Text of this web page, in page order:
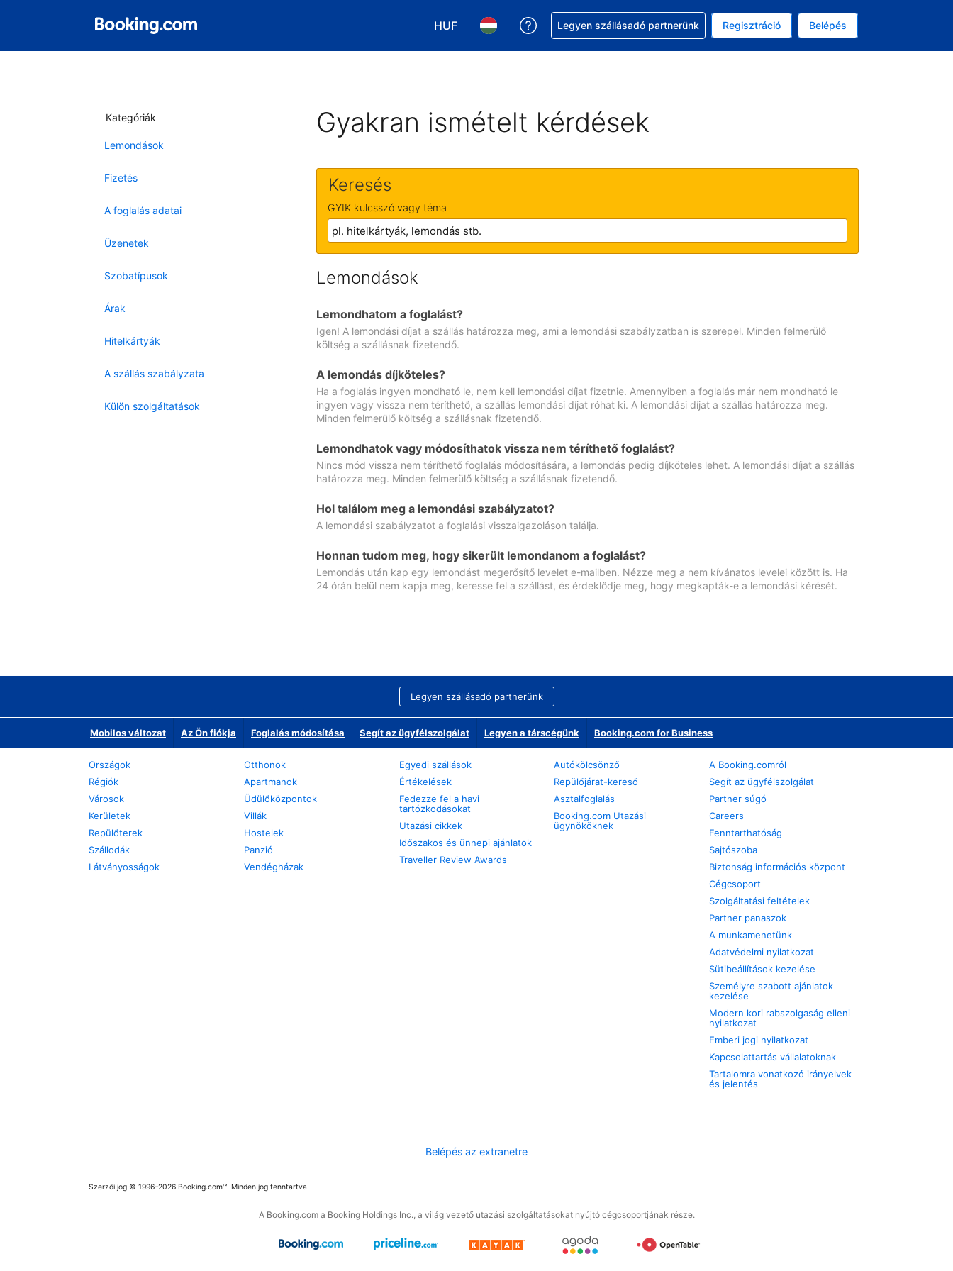
HUF
Válasszon pénznemet. Jelenlegi kiválasztott pénznem: magyar forint
Válasszon nyelvet. Jelenleg kiválasztott nyelv: Magyar
Segítség a foglalással
Legyen szállásadó partnerünk Regisztráció Belépés
Kategóriák
Lemondások
Fizetés
A foglalás adatai
Üzenetek
Szobatípusok
Árak
Hitelkártyák
A szállás szabályzata
Külön szolgáltatások
Gyakran ismételt kérdések
Keresés
GYIK kulcsszó vagy téma
Lemondások
Lemondhatom a foglalást?
Igen! A lemondási díjat a szállás határozza meg, ami a lemondási szabályzatban is szerepel. Minden felmerülő
költség a szállásnak fizetendő.
A lemondás díjköteles?
Ha a foglalás ingyen mondható le, nem kell lemondási díjat fizetnie. Amennyiben a foglalás már nem mondható le
ingyen vagy vissza nem téríthető, a szállás lemondási díjat róhat ki. A lemondási díjat a szállás határozza meg.
Minden felmerülő költség a szállásnak fizetendő.
Lemondhatok vagy módosíthatok vissza nem téríthető foglalást?
Nincs mód vissza nem téríthető foglalás módosítására, a lemondás pedig díjköteles lehet. A lemondási díjat a szállás
határozza meg. Minden felmerülő költség a szállásnak fizetendő.
Hol találom meg a lemondási szabályzatot?
A lemondási szabályzatot a foglalási visszaigazoláson találja.
Honnan tudom meg, hogy sikerült lemondanom a foglalást?
Lemondás után kap egy lemondást megerősítő levelet e-mailben. Nézze meg a nem kívánatos levelei között is. Ha
24 órán belül nem kapja meg, keresse fel a szállást, és érdeklődje meg, hogy megkapták-e a lemondási kérését.
Legyen szállásadó partnerünk
Mobilos változat Az Ön fiókja Foglalás módosítása Segít az ügyfélszolgálat Legyen a társcégünk Booking.com for Business
Országok
Régiók
Városok
Kerületek
Repülőterek
Szállodák
Látványosságok
Otthonok
Apartmanok
Üdülőközpontok
Villák
Hostelek
Panzió
Vendégházak
Egyedi szállások
Értékelések
Fedezze fel a havi
tartózkodásokat
Utazási cikkek
Időszakos és ünnepi ajánlatok
Traveller Review Awards
Autókölcsönző
Repülőjárat-kereső
Asztalfoglalás
Booking.com Utazási
ügynököknek
A Booking.comról
Segít az ügyfélszolgálat
Partner súgó
Careers
Fenntarthatóság
Sajtószoba
Biztonság információs központ
Cégcsoport
Szolgáltatási feltételek
Partner panaszok
A munkamenetünk
Adatvédelmi nyilatkozat
Sütibeállítások kezelése
Személyre szabott ajánlatok
kezelése
Modern kori rabszolgaság elleni
nyilatkozat
Emberi jogi nyilatkozat
Kapcsolattartás vállalatoknak
Tartalomra vonatkozó irányelvek
és jelentés
Belépés az extranetre
Szerzői jog © 1996–2026 Booking.com™. Minden jog fenntartva.
A Booking.com a Booking Holdings Inc., a világ vezető utazási szolgáltatásokat nyújtó cégcsoportjának része.